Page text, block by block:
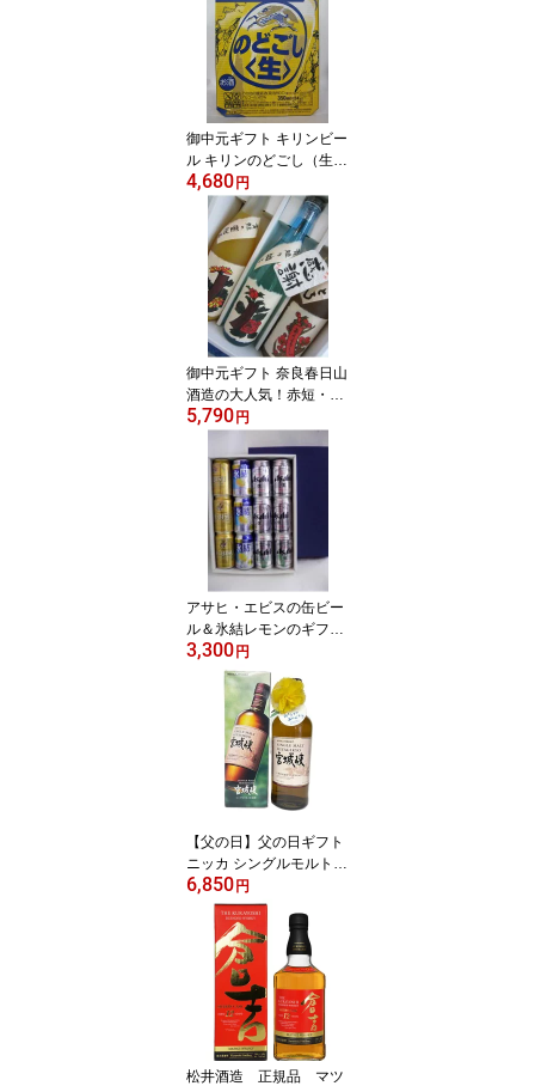
ケースまで(同梱)一個口
分の送料でお届け◇
御中元ギフト キリンビー
ル キリンのどごし（生）
第3のビール 1ケース
（350ml×24本）◇1配
送、2ケースまで(同梱)一
個口分の送料でお届け◇
4,680 円
御中元ギフト 奈良春日山
酒造の大人気！赤短・青
短花札のリキュールギフ
フト プレゼント 贈り物
お歳暮 母の日 父の日 お
誕生日
5,790 円
アサヒ・エビスの缶ビー
ル＆氷結レモンのギフ
ト 御歳暮・御祝・感
謝・お誕生日・御礼
3,300 円
【父の日】父の日ギフト
ニッカ シングルモルト
宮城峡 700ml 45度 ウイ
スキー ギフト 贈り物 ギ
フト プレゼント 御 御礼
御 歳暮御中元
6,850 円
松井酒造 正規品 マツ